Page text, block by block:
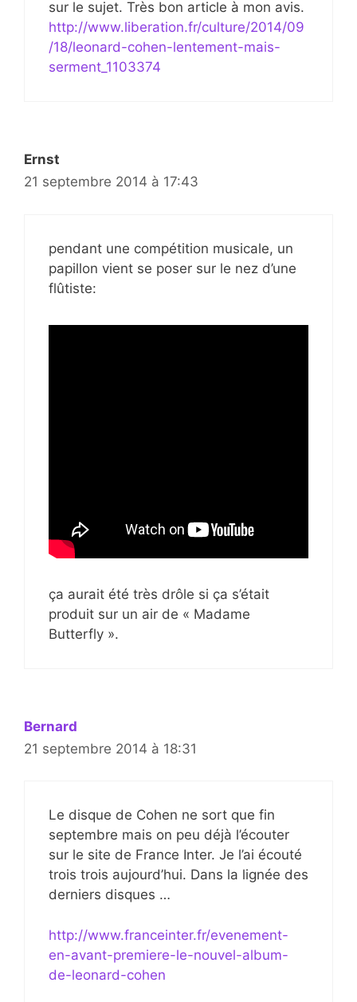
sur le sujet. Très bon article à mon avis.
http://www.liberation.fr/culture/2014/09
/18/leonard-cohen-lentement-mais-
serment_1103374
Ernst
21 septembre 2014 à 17:43
pendant une compétition musicale, un
papillon vient se poser sur le nez d’une
flûtiste:
ça aurait été très drôle si ça s’était
produit sur un air de « Madame
Butterfly ».
Bernard
21 septembre 2014 à 18:31
Le disque de Cohen ne sort que fin
septembre mais on peu déjà l’écouter
sur le site de France Inter. Je l’ai écouté
trois trois aujourd’hui. Dans la lignée des
derniers disques …
http://www.franceinter.fr/evenement-
en-avant-premiere-le-nouvel-album-
de-leonard-cohen